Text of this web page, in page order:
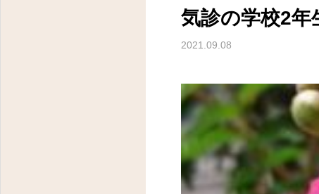
気診の学校2
2021.09.08